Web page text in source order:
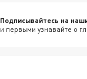
Подписывайтесь на
и первыми узнавайте о